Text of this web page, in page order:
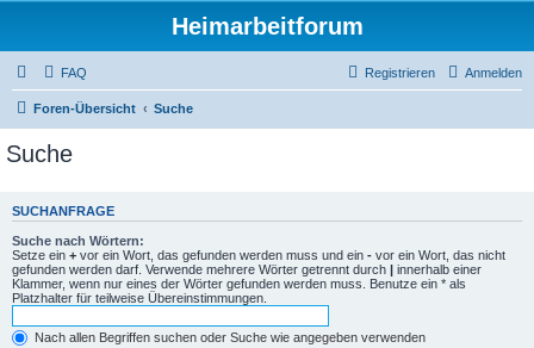
Heimarbeitforum
FAQ Anmelden
Registrieren
Foren-Übersicht Suche
Suche
SUCHANFRAGE
Suche nach Wörtern:
Setze ein + vor ein Wort, das gefunden werden muss und ein - vor ein Wort, das nicht
gefunden werden darf. Verwende mehrere Wörter getrennt durch | innerhalb einer
Klammer, wenn nur eines der Wörter gefunden werden muss. Benutze ein * als
Platzhalter für teilweise Übereinstimmungen.
Nach allen Begriffen suchen oder Suche wie angegeben verwenden